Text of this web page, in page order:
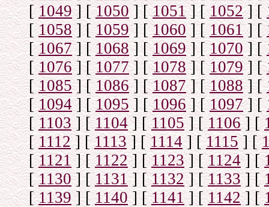
[1049] [1050] [1051] [1052] [
[1058] [1059] [1060] [1061] [
[1067] [1068] [1069] [1070] [
[1076] [1077] [1078] [1079] [
[ 1085] [1086] [1087] [1088] [
[1094] [1095] [1096] [1097] [
[1103] [1104] [1105] [1106] [
[1112] [1113] [1114] [1115] [
[1121] [1122] [1123] [1124] [
[1130] [1131] [1132] [1133] [
[1139] [1140] [1141] [1142] [